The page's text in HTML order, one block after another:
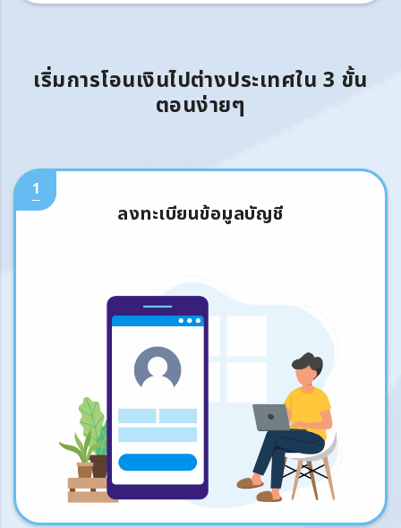
เริ่มการโอนเงินไปต่างประเทศใน 3 ขั้น
ตอนง่ายๆ
1
ลงทะเบียนข้อมูลบัญชี